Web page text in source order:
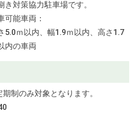
き対策協力駐車場です。
可能車両：
5.0ｍ以内、幅1.9ｍ以内、高さ1.7
内の車両
制のみ対象となります。